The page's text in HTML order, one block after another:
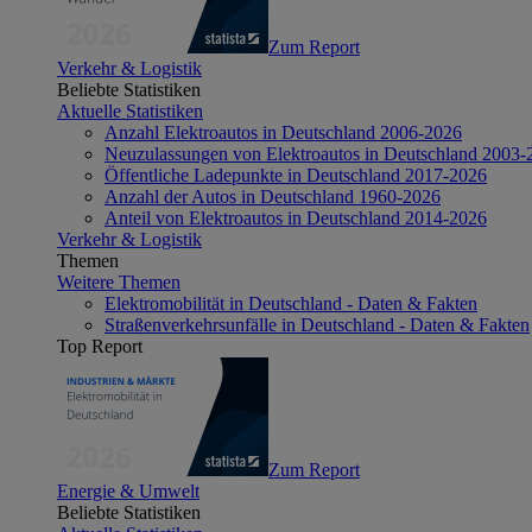
Zum Report
Verkehr & Logistik
Beliebte Statistiken
Aktuelle Statistiken
Anzahl Elektroautos in Deutschland 2006-2026
Neuzulassungen von Elektroautos in Deutschland 2003-
Öffentliche Ladepunkte in Deutschland 2017-2026
Anzahl der Autos in Deutschland 1960-2026
Anteil von Elektroautos in Deutschland 2014-2026
Verkehr & Logistik
Themen
Weitere Themen
Elektromobilität in Deutschland - Daten & Fakten
Straßenverkehrsunfälle in Deutschland - Daten & Fakten
Top Report
Zum Report
Energie & Umwelt
Beliebte Statistiken